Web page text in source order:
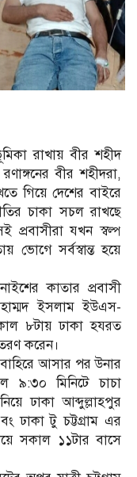
রাখায় বীর শহীদ
বীর শহীদরা,
গিয়ে দেশের বাইরে
চাকা সচল রাখছে
প্রবাসীরা যখন স্বল্প
ভোগে সর্বস্বান্ত হয়ে
কাতার প্রবাসী
ইসলাম ইউএস-
৮টায় ঢাকা হযরত
করেন।
বাহিরে আসার পর উনার
৯:৩০ মিনিটে চাচা
ঢাকা আব্দুল্লাহপুর
ঢাকা টু চট্টগ্রাম এর
সকাল ১১টার বাসে